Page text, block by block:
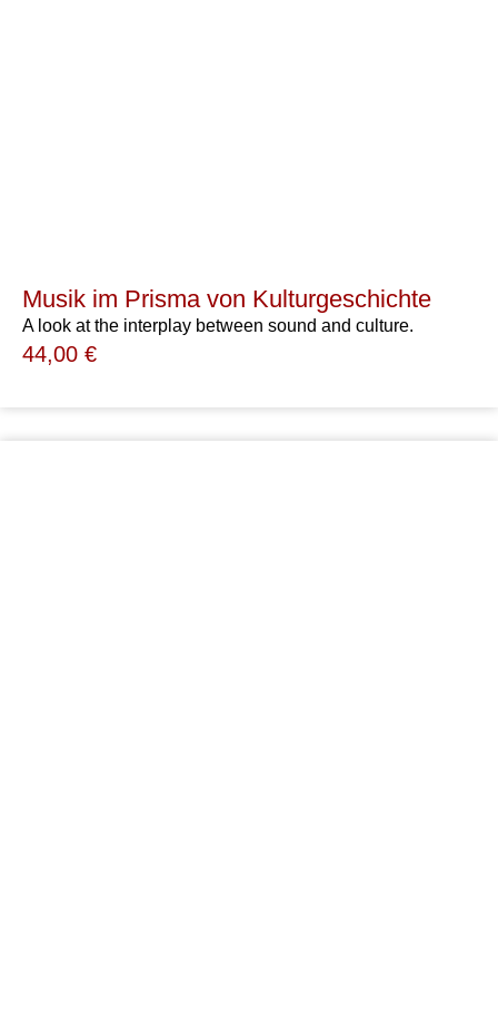
Musik im Prisma von Kulturgeschichte
A look at the interplay between sound and culture.
44,00 €